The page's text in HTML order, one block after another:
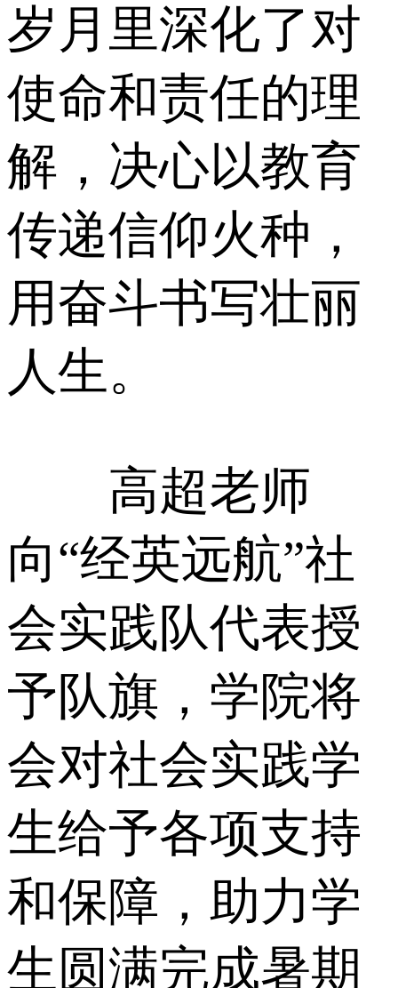
岁月里深化了对
使命和责任的理
解，决心以教育
传递信仰火种，
用奋斗书写壮丽
人生。
高超老师
向“经英远航”社
会实践队代表授
予队旗，学院将
会对社会实践学
生给予各项支持
和保障，助力学
生圆满完成暑期